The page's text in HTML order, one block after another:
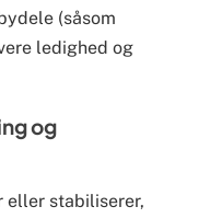
(såsom
ledighed og
og
eller stabiliserer,